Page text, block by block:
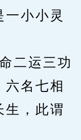
小小灵
二运三功
名七相
生，此谓